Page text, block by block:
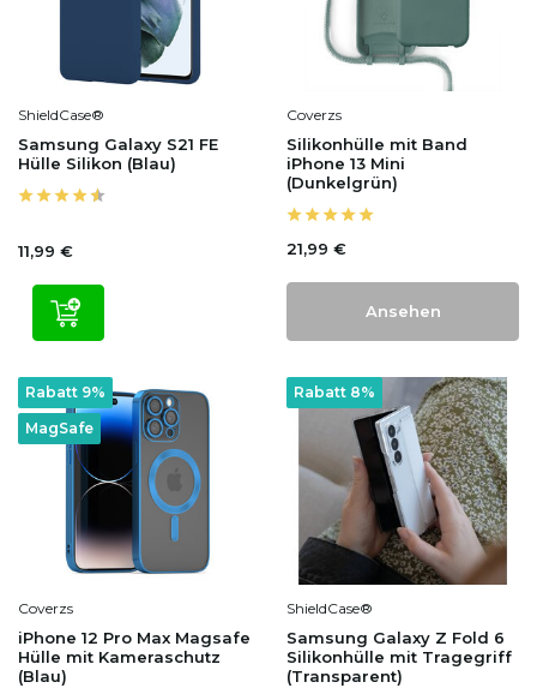
ShieldCase®
Samsung Galaxy S21 FE
Hülle Silikon (Blau)
11,99 €
Coverzs
Silikonhülle mit Band
iPhone 13 Mini
(Dunkelgrün)
21,99 €
Ansehen
MagSafe
Rabatt 9%
Coverzs
iPhone 12 Pro Max Magsafe
Hülle mit Kameraschutz
(Blau)
Rabatt 8%
ShieldCase®
Samsung Galaxy Z Fold 6
Silikonhülle mit Tragegriff
(Transparent)